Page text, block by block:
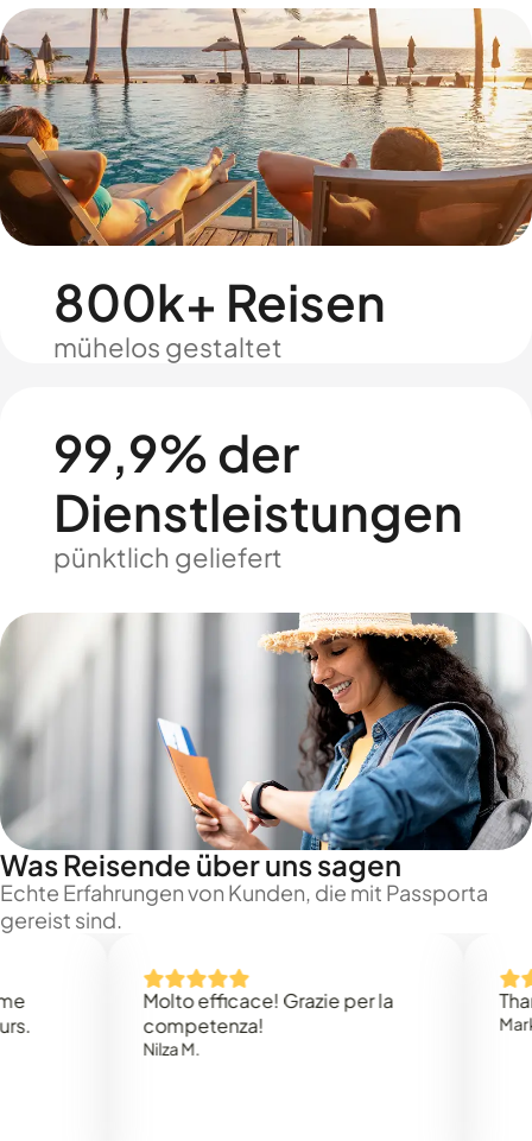
800k+ Reisen
mühelos gestaltet
99,9% der
Dienstleistungen
pünktlich geliefert
Was Reisende über uns sagen
Echte Erfahrungen von Kunden, die mit Passporta
gereist sind.
Molto efficace! Grazie per la
competenza!
Nilza M.
Thank
Mark N.